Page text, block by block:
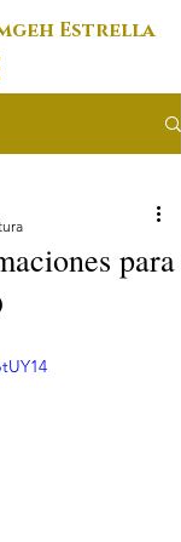
Estrella
para